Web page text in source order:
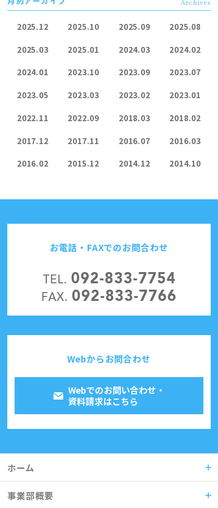
Archives
2025.12 2025.10 2025.09 2025.08
2025.03 2025.01 2024.03 2024.02
2024.01 2023.10 2023.09 2023.07
2023.05 2023.03 2023.02 2023.01
2022.11 2022.09 2018.03 2018.02
2017.12 2017.11 2016.07 2016.03
2016.02 2015.12 2014.12 2014.10
お電話・FAXでのお問合わせ
Webからお問合わせ
Webでのお問い合わせ・
資料請求はこちら
ホーム
事業部概要